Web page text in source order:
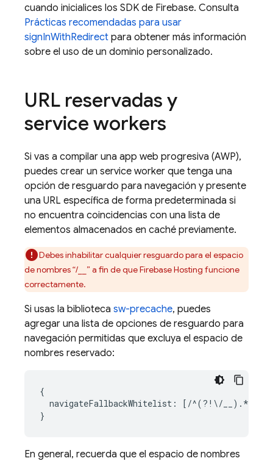
cuando inicialices los SDK de Firebase. Consulta
Prácticas recomendadas para usar
signInWithRedirect para obtener más información
sobre el uso de un dominio personalizado.
URL reservadas y
service workers
Si vas a compilar una app web progresiva (AWP),
puedes crear un service worker que tenga una
opción de resguardo para navegación y presente
una URL específica de forma predeterminada si
no encuentra coincidencias con una lista de
elementos almacenados en caché previamente.
Debes inhabilitar cualquier resguardo para el espacio
de nombres “/__” a fin de queFirebase Hosting funcione
correctamente.
Si usas la biblioteca sw-precache, puedes
agregar una lista de opciones de resguardo para
navegación permitidas que excluya el espacio de
nombres reservado:
{
  navigateFallbackWhitelist: [/^(?!\/__).*/]
En general, recuerda que el espacio de nombres